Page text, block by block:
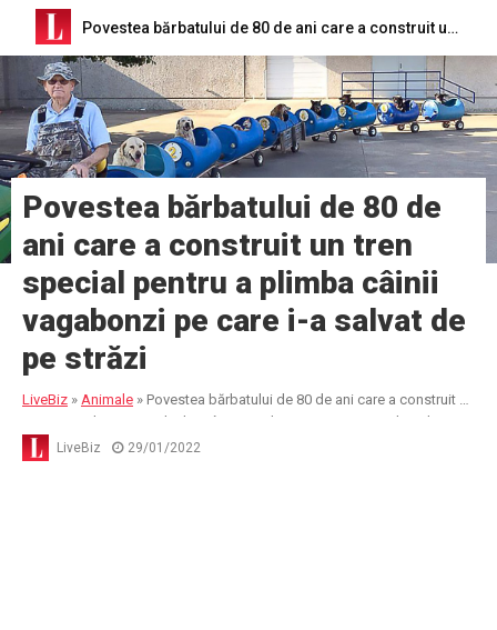
Povestea bărbatului de 80 de ani care a construit un tren special pentru a plimba câinii vagabonzi pe care i-a salvat de pe străzi
Povestea bărbatului de 80 de
ani care a construit un tren
special pentru a plimba câinii
vagabonzi pe care i-a salvat de
pe străzi
LiveBiz » Animale » Povestea bărbatului de 80 de ani care a construit un
tren special pentru a plimba câinii vagabonzi pe care i-a salvat de pe
străzi
LiveBiz 29/01/2022